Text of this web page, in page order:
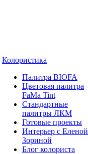
Колористика
Палитра BIOFA
Цветовая палитра
FaMa Tint
Стандартные
палитры ЛКМ
Готовые проекты
Интерьер с Еленой
Зориной
Блог колориста